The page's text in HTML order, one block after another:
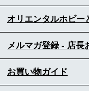
オリエンタルホビー
メルマガ登録 - 店長
お買い物ガイド